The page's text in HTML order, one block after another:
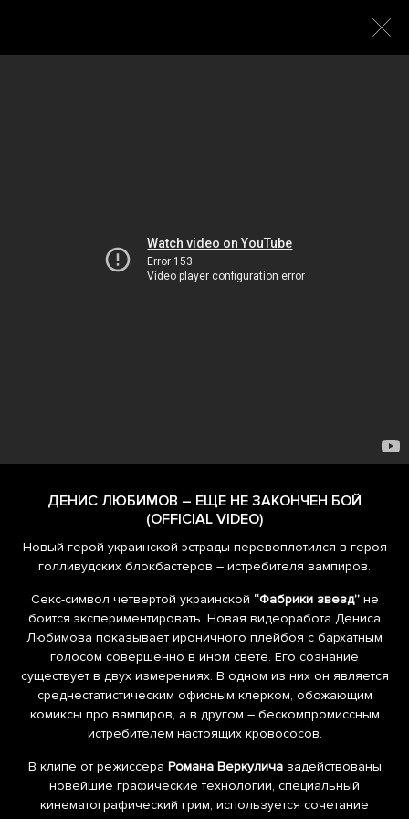
ДЕНИС ЛЮБИМОВ – ЕЩЕ НЕ ЗАКОНЧЕН БОЙ
(OFFICIAL VIDEO)
Новый герой украинской эстрады перевоплотился в героя
голливудских блокбастеров – истребителя вампиров.
Секс-символ четвертой украинской “Фабрики звезд”не
боится экспериментировать. Новая видеоработа Дениса
Любимова показывает ироничного плейбоя с бархатным
голосом совершенно в ином свете. Его сознание
существует в двух измерениях. В одном из них он является
среднестатистическим офисным клерком, обожающим
комиксы про вампиров, а в другом – бескомпромисcным
истребителем настоящих кровососов.
В клипе от режиссера Романа Веркуличазадействованы
новейшие графические технологии, специальный
кинематографический грим, используется сочетание